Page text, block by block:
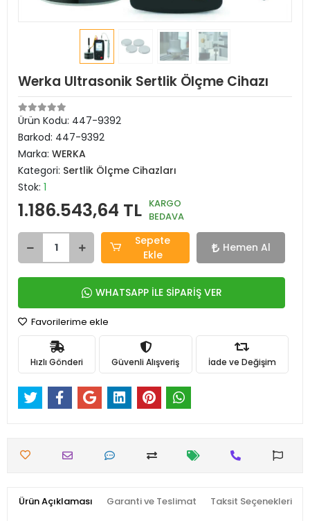
Werka Ultrasonik Sertlik Ölçme Cihazı
Ürün Kodu: 447-9392
Barkod: 447-9392
Marka: WERKA
Kategori: Sertlik Ölçme Cihazları
Stok: 1
1.186.543,64 TL KARGO
BEDAVA
Sepete
Ekle
Hemen Al
WHATSAPP İLE SİPARİŞ VER
Favorilerime ekle
Hızlı Gönderi Güvenli Alışveriş İade ve Değişim
Ürün Açıklaması Garanti ve Teslimat Taksit Seçenekleri